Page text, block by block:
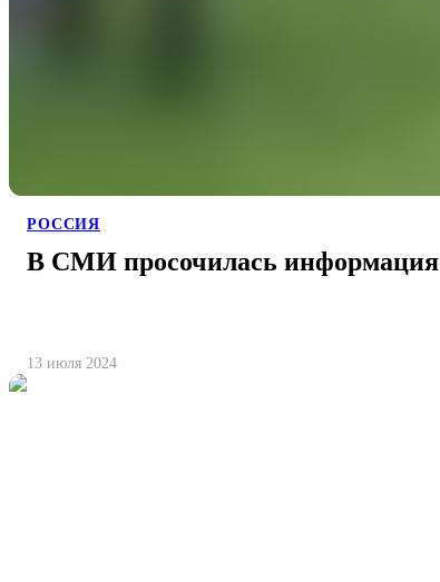
РОССИЯ
В СМИ просочилась информация
13 июля 2024